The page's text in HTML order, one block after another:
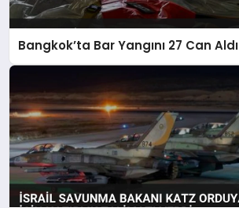
Bangkok’ta Bar Yangını 27 Can Aldı